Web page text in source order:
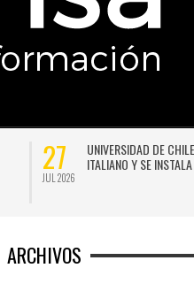
27
JUL 2026
UNIVERSIDAD DE
ITALIANO Y SE
ARCHIVOS